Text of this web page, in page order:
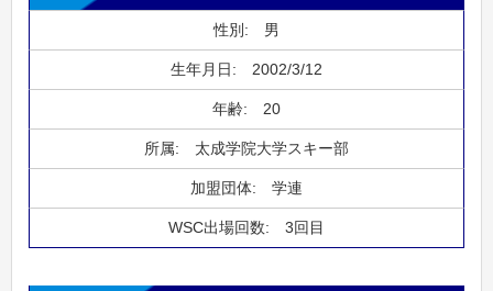
男
2002/3/12
20
太成学院大学スキー部
学連
3回目